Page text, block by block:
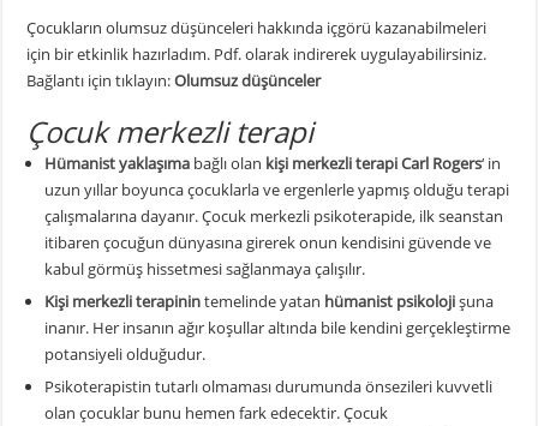
Çocukların olumsuz düşünceleri hakkında içgörü kazanabilmeleri
için bir etkinlik hazırladım. Pdf. olarak indirerek uygulayabilirsiniz.
Bağlantı için tıklayın:Olumsuz düşünceler
Çocuk merkezli terapi
Hümanist yaklaşıma bağlı olan kişi merkezli terapiCarl Rogers‘ in
uzun yıllar boyunca çocuklarla ve ergenlerle yapmış olduğu terapi
çalışmalarına dayanır. Çocuk merkezli psikoterapide, ilk seanstan
itibaren çocuğun dünyasına girerek onun kendisini güvende ve
kabul görmüş hissetmesi sağlanmaya çalışılır.
Kişi merkezli terapinintemelinde yatan hümanist psikolojişuna
inanır. Her insanın ağır koşullar altında bile kendini gerçekleştirme
potansiyeli olduğudur.
Psikoterapistin tutarlı olmaması durumunda önsezileri kuvvetli
olan çocuklar bunu hemen fark edecektir. Çocuk